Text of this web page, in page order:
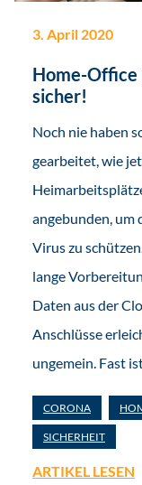
3. April 2020
Home-Office
sicher!
Noch nie haben
gearbeitet, wie
angebunden,
Virus zu
lange
Daten aus der
Anschlüsse
ungemein. Fast
CORONA
SICHERHEIT
ARTIKEL LESEN